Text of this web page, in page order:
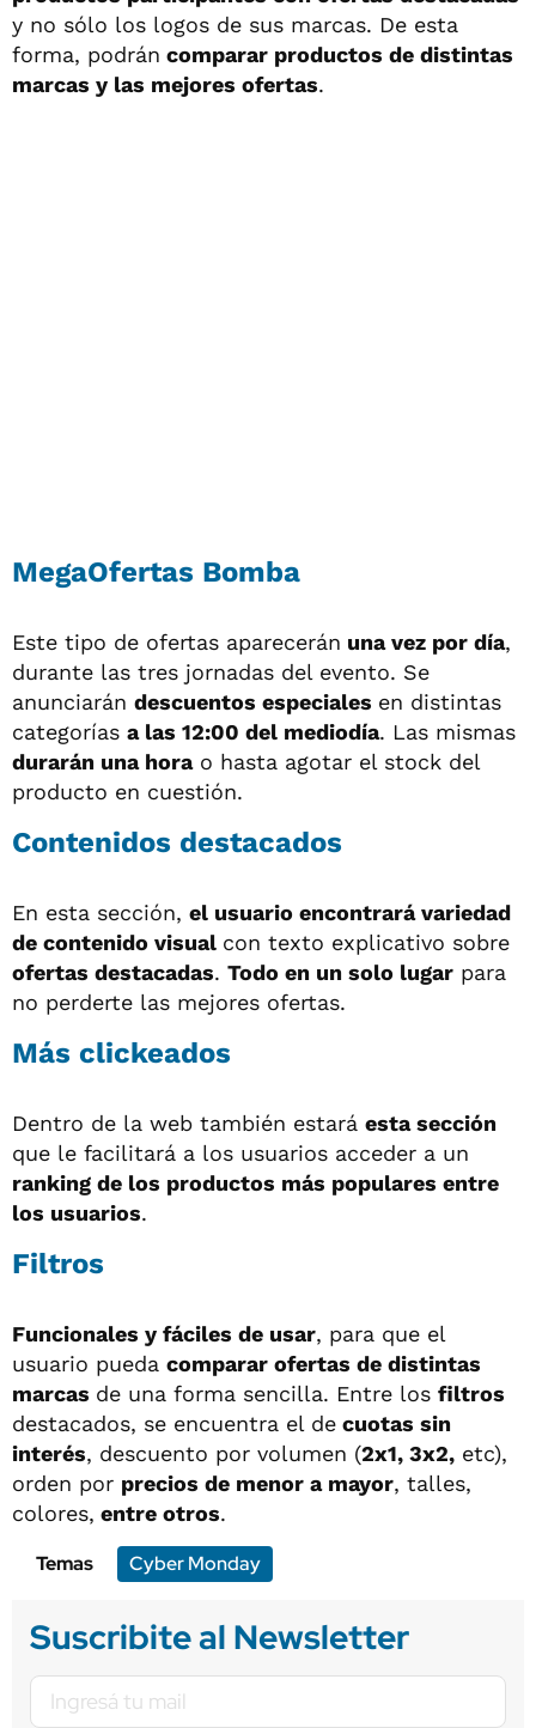
y no sólo los logos de sus marcas. De esta
forma, podrán comparar productos de distintas
marcas y las mejores ofertas.
MegaOfertas Bomba
Este tipo de ofertas aparecerán una vez por día,
durante las tres jornadas del evento. Se
anunciarán descuentos especiales en distintas
categorías a las 12:00 del mediodía. Las mismas
durarán una horao hasta agotar el stock del
producto en cuestión.
Contenidos destacados
En esta sección, el usuario encontrará variedad
de contenido visual con texto explicativo sobre
ofertas destacadas. Todo en un solo lugar para
no perderte las mejores ofertas.
Más clickeados
Dentro de la web también estará esta sección
que le facilitará a los usuarios acceder a un
ranking de los productos más populares entre
los usuarios.
Filtros
Funcionales y fáciles de usar, para que el
usuario pueda comparar ofertas de distintas
marcas de una forma sencilla. Entre los filtros
destacados, se encuentra el de cuotas sin
interés, descuento por volumen (2x1, 3x2, etc),
orden por precios de menor a mayor, talles,
colores, entre otros.
Temas
Cyber Monday
Suscribite al Newsletter